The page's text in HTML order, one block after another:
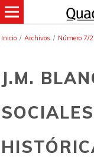
Inicio / Archivos / Número 7/
J.M.